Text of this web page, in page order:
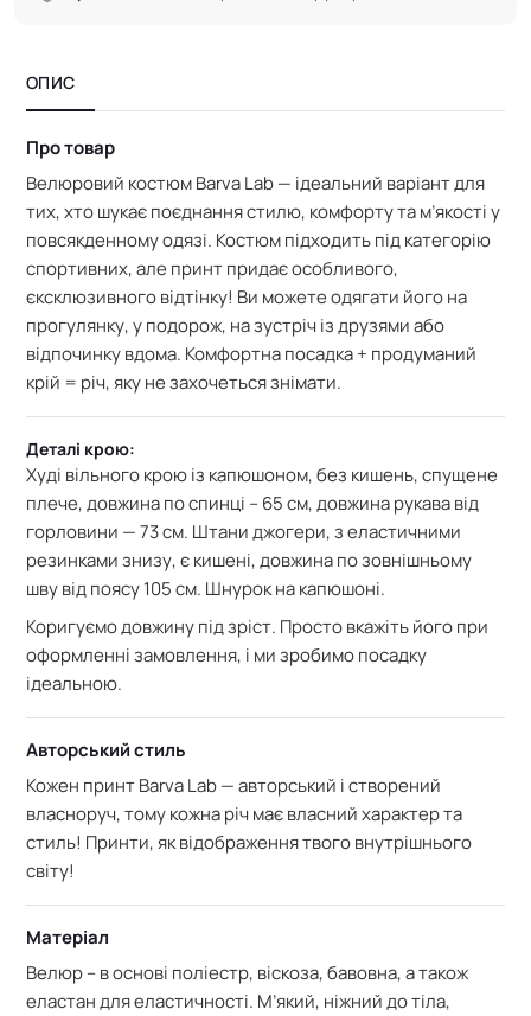
ОПИС
Про товар
Велюровий костюм Barva Lab — ідеальний варіант для
тих, хто шукає поєднання стилю, комфорту та м’якості у
повсякденному одязі. Костюм підходить під категорію
спортивних, але принт придає особливого,
єксклюзивного відтінку! Ви можете одягати його на
прогулянку, у подорож, на зустріч із друзями або
відпочинку вдома. Комфортна посадка + продуманий
крій = річ, яку не захочеться знімати.
Деталі крою:
Худі вільного крою із капюшоном,без кишень, спущене
плече, довжина по спинці – 65 см,довжина рукава від
горловини — 73 см. Штани джогери, з еластичними
резинками знизу, є кишені, довжина по зовнішньому
шву від поясу 105 см. Шнурок на капюшоні.
Коригуємо довжину під зріст. Просто вкажіть його при
оформленні замовлення, і ми зробимо посадку
ідеальною.
Авторський стиль
Кожен принт Barva Lab — авторський і створений
власноруч, тому кожна річ має власний характер та
стиль! Принти, як відображення твого внутрішнього
світу!
Матеріал
Велюр – в основі поліестр, віскоза, бавовна, а також
еластан для еластичності. М’який, ніжний до тіла,